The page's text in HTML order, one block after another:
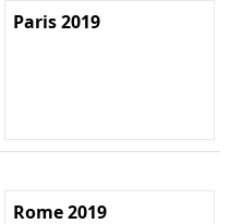
Paris 2019
Rome 2019